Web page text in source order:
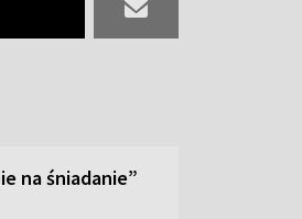
na śniadanie”